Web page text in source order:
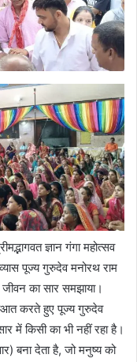
ज्ञान गंगा महोत्सव
पूज्य गुरुदेव मनोरथ राम
जीवन का सार समझाया।
करते हुए पूज्य गुरुदेव
में किसी का भी नहीं रहा है।
बना देता है, जो मनुष्य को